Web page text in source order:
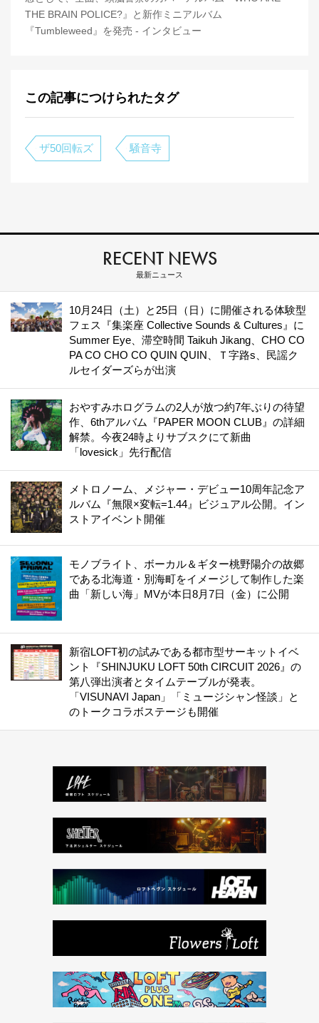
THE BRAIN POLICE?』と新作ミニアルバム
『Tumbleweed』を発売 - インタビュー
この記事につけられたタグ
ザ50回転ズ 騒音寺
RECENT NEWS
最新ニュース
10月24日（土）と25日（日）に開催される体験型
フェス『集楽座 Collective Sounds & Cultures』に
Summer Eye、滞空時間 Taikuh Jikang、CHO CO
PA CO CHO CO QUIN QUIN、Ｔ字路s、民謡ク
ルセイダーズらが出演
おやすみホログラムの2人が放つ約7年ぶりの待望
作、6thアルバム『PAPER MOON CLUB』の詳細
解禁。今夜24時よりサブスクにて新曲
「lovesick」先行配信
メトロノーム、メジャー・デビュー10周年記念ア
ルバム『無限×変転=1.44』ビジュアル公開。イン
ストアイベント開催
モノブライト、ボーカル＆ギター桃野陽介の故郷
である北海道・別海町をイメージして制作した楽
曲「新しい海」MVが本日8月7日（金）に公開
新宿LOFT初の試みである都市型サーキットイベ
ント『SHINJUKU LOFT 50th CIRCUIT 2026』の
第八弾出演者とタイムテーブルが発表。
「VISUNAVI Japan」「ミュージシャン怪談」と
のトークコラボステージも開催